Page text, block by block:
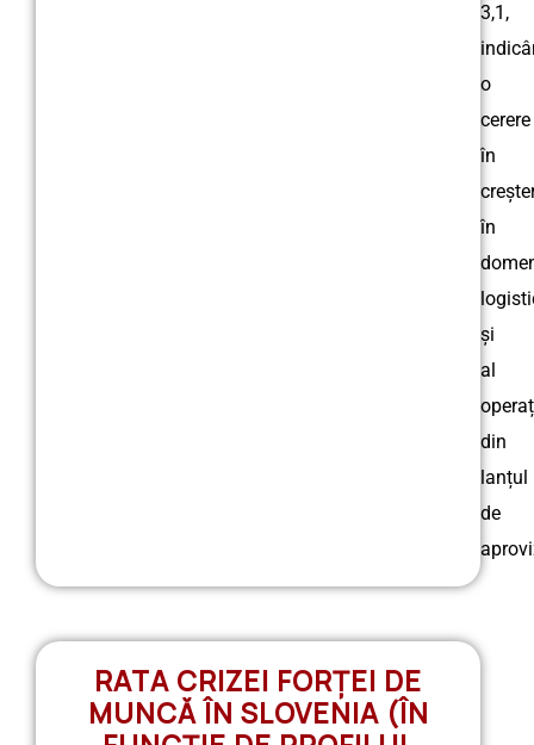
3,1,
o
cerere
în
în
și
al
din
lanțul
de
RATA CRIZEI FORȚEI DE
MUNCĂ ÎN SLOVENIA (ÎN